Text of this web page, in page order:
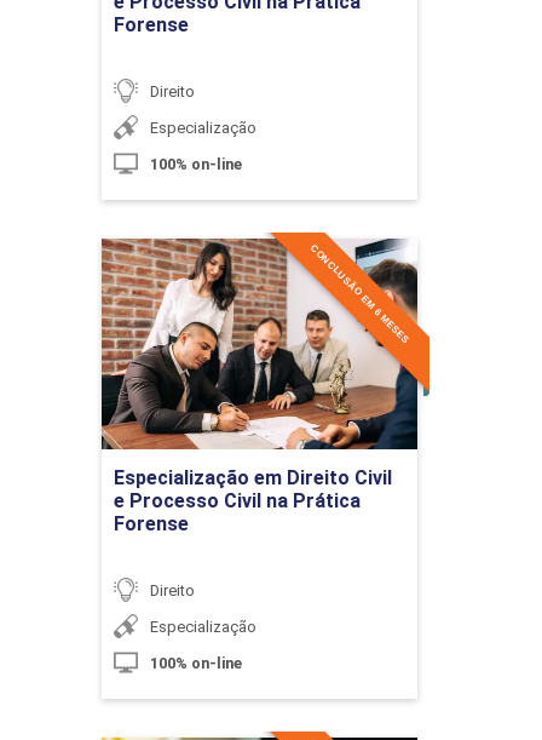
União Estável
10h
União de Fato, União Estável e
Concubinato
10h
Registro de Casamento
10h
Forense
Direito
Especialização
100% on-line
Especialização em Direito Civil
e Processo Civil na Prática
Forense
CONCLUSÃO EM 6 MESES
Direito
Especialização
100% on-line
Especialização em Direito
Civil e Processo Civil na
Prática Forense
Detalhes do curso